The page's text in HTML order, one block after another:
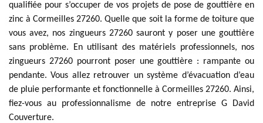
qualifiée pour s’occuper de vos projets de pose de gouttière en
zinc à Cormeilles 27260. Quelle que soit la forme de toiture que
vous avez, nos zingueurs 27260 sauront y poser une gouttière
sans problème. En utilisant des matériels professionnels, nos
zingueurs 27260 pourront poser une gouttière : rampante ou
pendante. Vous allez retrouver un système d’évacuation d’eau
de pluie performante et fonctionnelle à Cormeilles 27260. Ainsi,
fiez-vous au professionnalisme de notre entreprise G David
Couverture.